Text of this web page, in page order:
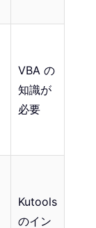
VBA の
知識が
必要
Kutools
のイン